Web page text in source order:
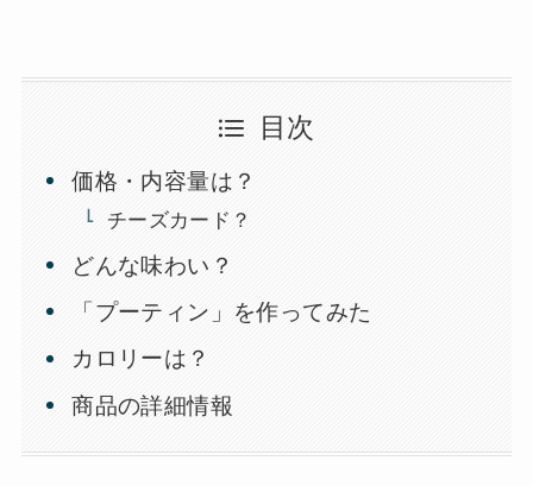
目次
価格・内容量は？
チーズカード？
どんな味わい？
「プーティン」を作ってみた
カロリーは？
商品の詳細情報